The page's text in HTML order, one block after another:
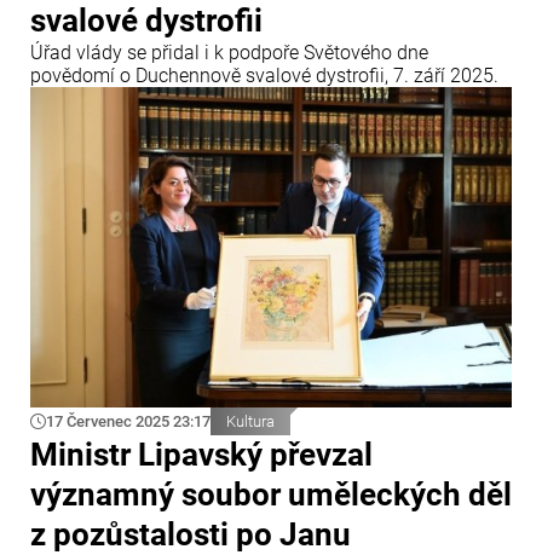
svalové dystrofii
Úřad vlády se přidal i k podpoře Světového dne
povědomí o Duchennově svalové dystrofii, 7. září 2025.
17 Červenec 2025 23:17 Kultura
Ministr Lipavský převzal
významný soubor uměleckých děl
z pozůstalosti po Janu